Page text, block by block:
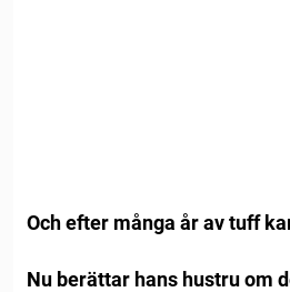
Och efter många år av tuff
Nu berättar hans hustru om